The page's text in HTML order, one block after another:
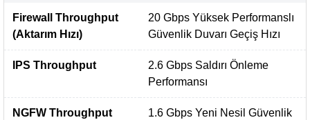
Firewall Throughput
(Aktarım Hızı)
20 Gbps Yüksek Performanslı
Güvenlik Duvarı Geçiş Hızı
IPS Throughput
2.6 Gbps Saldırı Önleme
Performansı
NGFW Throughput
1.6 Gbps Yeni Nesil Güvenlik